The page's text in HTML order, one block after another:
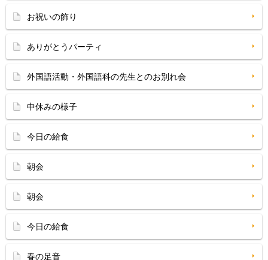
お祝いの飾り
ありがとうパーティ
外国語活動・外国語科の先生とのお別れ会
中休みの様子
今日の給食
朝会
朝会
今日の給食
春の足音